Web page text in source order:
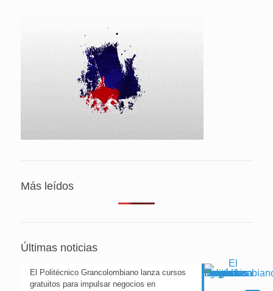
Más leídos
Últimas noticias
El Politécnico Grancolombiano lanza cursos
gratuitos para impulsar negocios en